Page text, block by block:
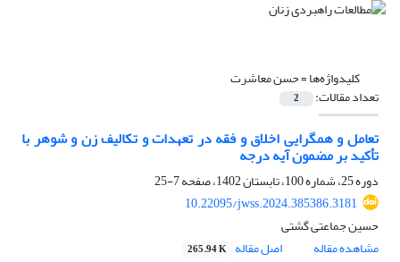
کلیدواژه‌ها =حسن معاشرت
تعداد مقالات: 2
تعامل و همگرایی اخلاق و فقه در تعهدات و تکالیف زن و شوهر با
تأکید بر مضمون آیه درجه
دوره 25، شماره 100، تابستان 1402، صفحه
7-25
10.22095/jwss.2024.385386.3181
حسین جماعتی گشتی
مشاهده مقاله
اصل مقاله 265.94 K